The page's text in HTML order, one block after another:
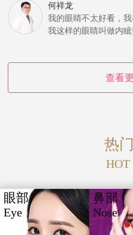
何祥龙
我的眼睛不太好看，
我这样的眼睛叫做内眦
查看
热
眼部
Eye
鼻部
Nose